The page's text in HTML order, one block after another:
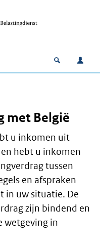
Open
met België
u inkomen uit
hebt u inkomen
tussen
en afspraken
in uw situatie. De
zijn bindend en
wetgeving in